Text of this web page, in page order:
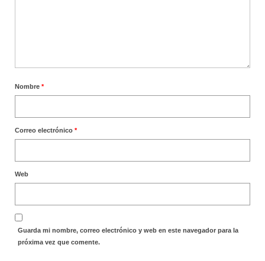
Nombre *
Correo electrónico *
Web
Guarda mi nombre, correo electrónico y web en este navegador para la
próxima vez que comente.